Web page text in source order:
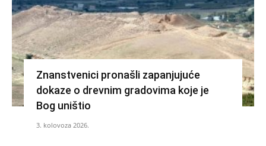
Znanstvenici pronašli zapanjujuće
dokaze o drevnim gradovima koje je
Bog uništio
3. kolovoza 2026.